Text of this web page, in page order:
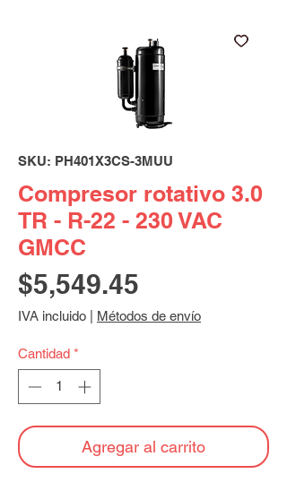
SKU: PH401X3CS-3MUU
Compresor rotativo 3.0
TR - R-22 - 230 VAC
GMCC
$5,549.45
IVA incluido Métodos de envío
Cantidad *
Agregar al carrito